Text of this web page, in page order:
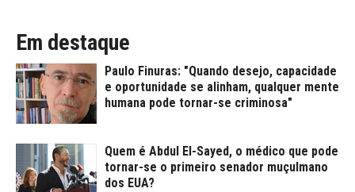
Em destaque
Paulo Finuras: "Quando desejo, capacidade
e oportunidade se alinham, qualquer mente
humana pode tornar-se criminosa"
Quem é Abdul El-Sayed, o médico que pode
tornar-se o primeiro senador muçulmano
dos EUA?